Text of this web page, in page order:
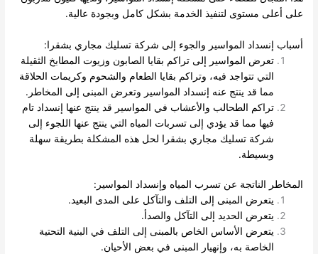
على أعلى مستوى لتنفيذ الخدمة بشكل كامل وبجودة عالية.
أسباب إنسداد المواسير والجوء إلى شركة تسليك مجاري بشقرا:
تعرض المواسير إلى تراكم بقايا الصابون وزيوت المطابخ الثقيلة
التي تتواجد فيه، وتراكم بقايا الطعام والشحوم وكريمات الحلاقة
مما قد ينتج عنه إنسداد المواسير وتعرض المبنى إلى المخاطر.
تراكم الطحالب والأعشاب في المواسير قد ينتج عنها إنسداد تام
فيها مما قد يؤدي إلى تسربات المياه التي ينتج عنها اللجوء إلى
شركة تسليك مجاري بشقرا لحل هذه المشكلة بطريقة سهلة
وبسيطة.
المخاطر الناتجة عن تسرب المياه وإنسداد المواسير:
يتعرض المبنى إلى التلف والتآكل على المدى البعيد.
يتعرض الحديد إلى التآكل والصدأ.
يتعرض الأساس الخاص بالمبنى إلى التلف في البنية التحتية
الخاصة به، وإنهيار المبنى في بعض الأحيان.